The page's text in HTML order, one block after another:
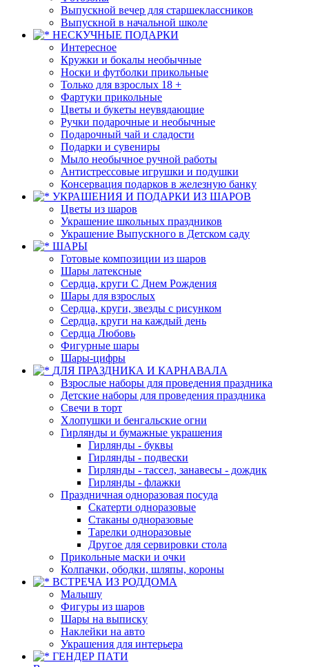
Выпускной вечер для старшеклассников
Выпускной в начальной школе
НЕСКУЧНЫЕ ПОДАРКИ
Интересное
Кружки и бокалы необычные
Носки и футболки прикольные
Только для взрослых 18 +
Фартуки прикольные
Цветы и букеты неувядающие
Ручки подарочные и необычные
Подарочный чай и сладости
Подарки и сувениры
Мыло необычное ручной работы
Антистрессовые игрушки и подушки
Консервация подарков в железную банку
УКРАШЕНИЯ И ПОДАРКИ ИЗ ШАРОВ
Цветы из шаров
Украшение школьных праздников
Украшение Выпускного в Детском саду
ШАРЫ
Готовые композиции из шаров
Шары латексные
Сердца, круги С Днем Рождения
Шары для взрослых
Сердца, круги, звезды с рисунком
Сердца, круги на каждый день
Сердца Любовь
Фигурные шары
Шары-цифры
ДЛЯ ПРАЗДНИКА И КАРНАВАЛА
Взрослые наборы для проведения праздника
Детские наборы для проведения праздника
Свечи в торт
Хлопушки и бенгальские огни
Гирлянды и бумажные украшения
Гирлянды - буквы
Гирлянды - подвески
Гирлянды - тассел, занавесы - дождик
Гирлянды - флажки
Праздничная одноразовая посуда
Скатерти одноразовые
Стаканы одноразовые
Тарелки одноразовые
Другое для сервировки стола
Прикольные маски и очки
Колпачки, ободки, шляпы, короны
ВСТРЕЧА ИЗ РОДДОМА
Малышу
Фигуры из шаров
Шары на выписку
Наклейки на авто
Украшения для интерьера
ГЕНДЕР ПАТИ